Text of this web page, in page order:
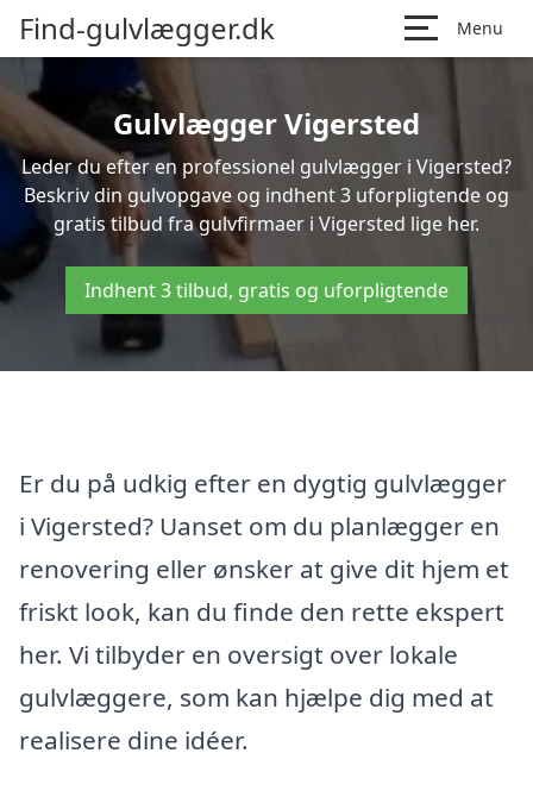
Find-gulvlægger.dk Menu
Gulvlægger Vigersted
Leder du efter en professionel gulvlægger i Vigersted?
Beskriv din gulvopgave og indhent 3 uforpligtende og
gratis tilbud fra gulvfirmaer i Vigersted lige her.
Indhent 3 tilbud, gratis og uforpligtende
Er du på udkig efter en dygtig gulvlægger
i Vigersted? Uanset om du planlægger en
renovering eller ønsker at give dit hjem et
friskt look, kan du finde den rette ekspert
her. Vi tilbyder en oversigt over lokale
gulvlæggere, som kan hjælpe dig med at
realisere dine idéer.